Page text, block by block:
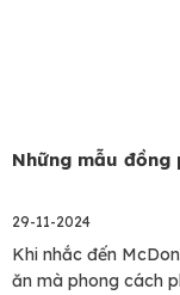
Những mẫu
29-11-2024
Khi nhắc đến
ăn mà phong cách